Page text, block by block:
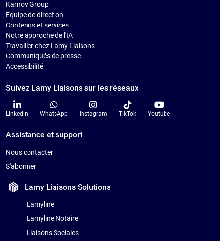
Karnov Group
Équipe de direction
Contenus et services
Notre approche de l'IA
Travailler chez Lamy Liaisons
Communiqués de presse
Accessibilité
Suivez Lamy Liaisons sur les réseaux
Linkedin WhatsApp Instagram TikTok Youtube
Assistance et support
Nous contacter
S'abonner
Lamy LiaisonsSolutions
Lamyline
Lamyline Notaire
Liaisons Sociales